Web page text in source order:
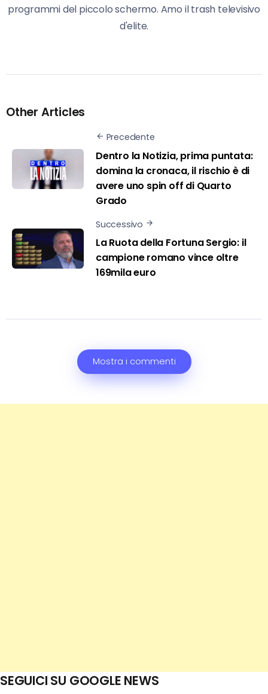
programmi del piccolo schermo. Amo il trash televisivo
d'elite.
Other Articles
Precedente
Dentro la Notizia, prima puntata:
domina la cronaca, il rischio è di
avere uno spin off di Quarto
Grado
Successivo
La Ruota della Fortuna Sergio: il
campione romano vince oltre
169mila euro
Mostra i commenti
SEGUICI SU GOOGLE NEWS